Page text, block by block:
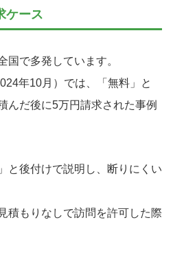
ケース
国で多発しています。
年10月）では、「無料」と
んだ後に5万円請求された事例
と後付けで説明し、断りにくい
積もりなしで訪問を許可した際